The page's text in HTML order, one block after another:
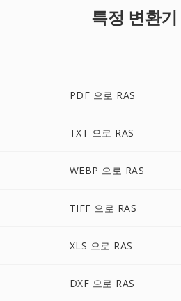
특정 변환기
PDF 으로 RAS
TXT 으로 RAS
WEBP 으로 RAS
TIFF 으로 RAS
XLS 으로 RAS
DXF 으로 RAS